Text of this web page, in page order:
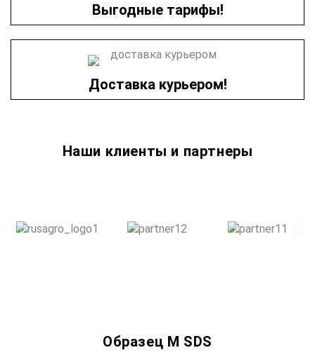
Выгодные тарифы!
Доставка курьером!
Наши клиенты и партнеры
Образец M SDS